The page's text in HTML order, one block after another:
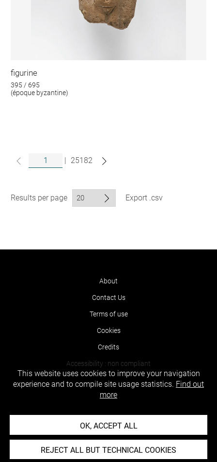
figurine
395 / 695
(époque byzantine)
| 25182
Results per page Export .csv
About
Contact Us
Terms of use
Cookies
Credits
Accessibility : non compliant
This website uses cookies to improve your navigation
experience and to compile site usage statistics. Find out
more
OK, ACCEPT ALL
REJECT ALL BUT TECHNICAL COOKIES